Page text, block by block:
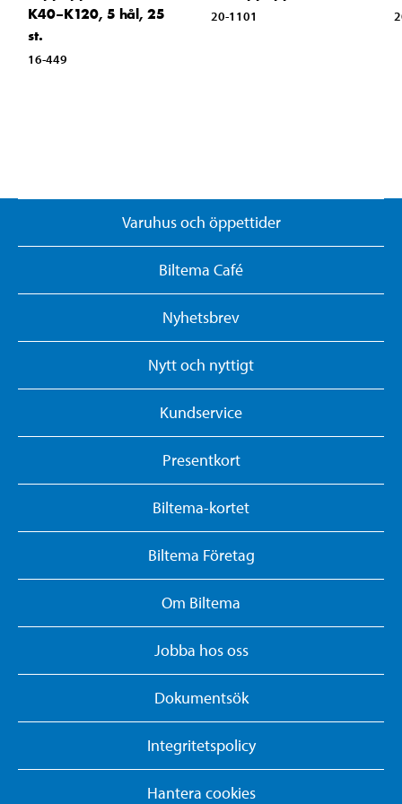
K40–K120, 5 hål, 25
st.
16-449
20-1101
Varuhus och öppettider
Biltema Café
Nyhetsbrev
Nytt och nyttigt
Kundservice
Presentkort
Biltema-kortet
Biltema Företag
Om Biltema
Jobba hos oss
Dokumentsök
Integritetspolicy
Hantera cookies